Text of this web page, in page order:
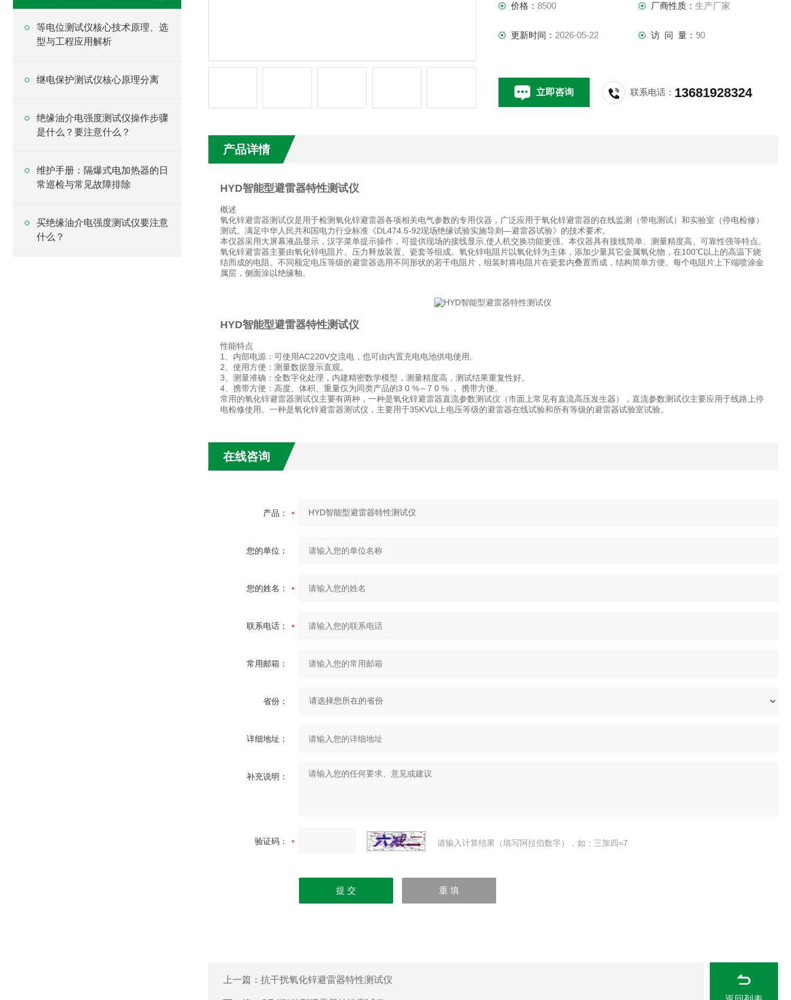
等电位测试仪核心技术原理、选
型与工程应用解析
继电保护测试仪核心原理分离
绝缘油介电强度测试仪操作步骤
是什么？要注意什么？
维护手册：隔爆式电加热器的日
常巡检与常见故障排除
买绝缘油介电强度测试仪要注意
什么？
价格：8500 厂商性质： 生产厂家
更新时间： 2026-05-22 访 问 量： 90
立即咨询 联系电话： 13681928324
产品详情
HYD智能型避雷器特性测试仪
概述
氧化锌避雷器测试仪是用于检测氧化锌避雷器各项相关电气参数的专用仪器，广泛应用于氧化锌避雷器的在线监测（带电测试）和实验室（停电检修）
测试。满足中华人民共和国电力行业标准《DL474.5-92现场绝缘试验实施导则—避雷器试验》的技术要术。
本仪器采用大屏幕液晶显示，汉字菜单提示操作，可提供现场的接线显示,使人机交换功能更强。本仪器具有接线简单、测量精度高、可靠性强等特点。
氧化锌避雷器主要由氧化锌电阻片、压力释放装置、瓷套等组成。氧化锌电阻片以氧化锌为主体，添加少量其它金属氧化物，在100℃以上的高温下烧
结而成的电阻。不同额定电压等级的避雷器选用不同形状的若干电阻片，组装时将电阻片在瓷套内叠置而成，结构简单方便。每个电阻片上下端喷涂金
属层，侧面涂以绝缘釉。
HYD智能型避雷器特性测试仪
性能特点
1、内部电源：可使用AC220V交流电，也可由内置充电电池供电使用。
2、使用方便：测量数据显示直观。
3、测量准确：全数字化处理，内建精密数学模型，测量精度高，测试结果重复性好。
4、携带方便：高度、体积、重量仅为同类产品的3 0 %～7 0 % ， 携带方便。
常用的氧化锌避雷器测试仪主要有两种，一种是氧化锌避雷器直流参数测试仪（市面上常见有直流高压发生器），直流参数测试仪主要应用于线路上停
电检修使用。一种是氧化锌避雷器测试仪，主要用于35KV以上电压等级的避雷器在线试验和所有等级的避雷器试验室试验。
在线咨询
产品：
您的单位：
您的姓名：
联系电话：
常用邮箱：
省份：
详细地址：
补充说明：
验证码： 请输入计算结果（填写阿拉伯数字），如：三加四=7
上一篇： 抗干扰氧化锌避雷器特性测试仪